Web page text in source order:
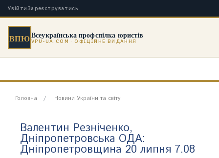
Увійти Зареєструватись
ВПЮВсеукраїнська профспілка юристів
VPU-UA.COM · ОФІЦІЙНЕ ВИДАННЯ
Головна Новини України та світу
Валентин Резніченко,
Дніпропетровська ОДА:
Дніпропетровщина 20 липня 7.08